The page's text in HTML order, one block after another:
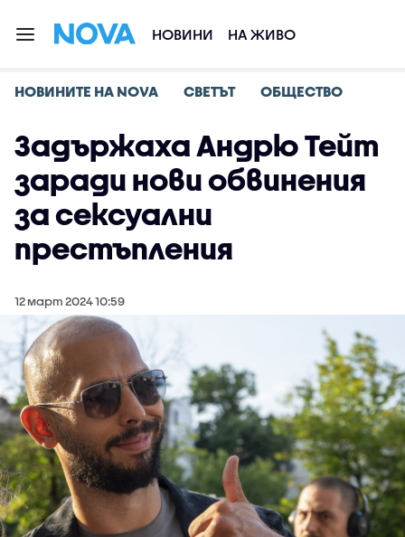
НОВИНИ НА ЖИВО
НОВИНИТЕ НА NOVA СВЕТЪТ ОБЩЕСТВО
Задържаха Андрю Тейт
заради нови обвинения
за сексуални
престъпления
12 март 2024 10:59